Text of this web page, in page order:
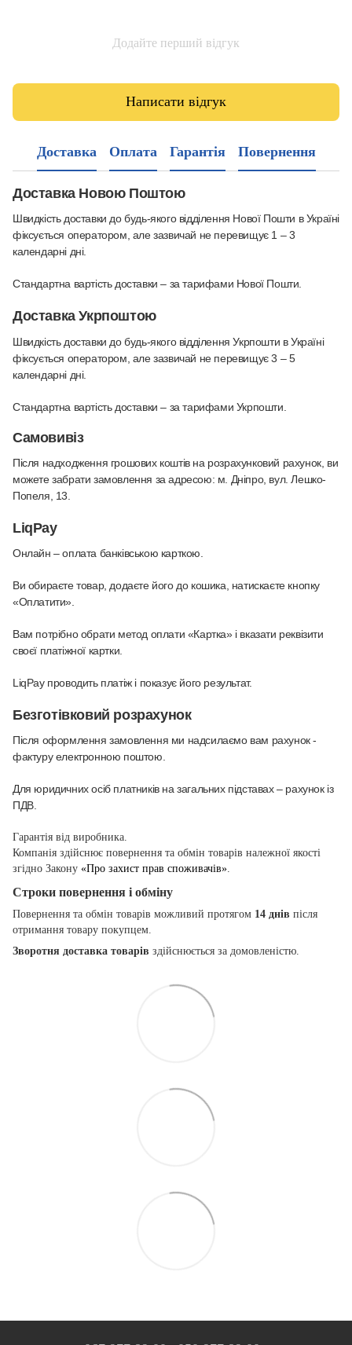
Додайте перший відгук
Написати відгук
Доставка Оплата Гарантія Повернення
Доставка Новою Поштою
Швидкість доставки до будь-якого відділення Нової Пошти в Україні
фіксується оператором, але зазвичай не перевищує 1 – 3
календарні дні.
Стандартна вартість доставки – за тарифами Нової Пошти.
Доставка Укрпоштою
Швидкість доставки до будь-якого відділення Укрпошти в Україні
фіксується оператором, але зазвичай не перевищує 3 – 5
календарні дні.
Стандартна вартість доставки – за тарифами Укрпошти.
Самовивіз
Після надходження грошових коштів на розрахунковий рахунок, ви
можете забрати замовлення за адресою: м. Дніпро, вул. Лешко-
Попеля, 13.
LiqPay
Онлайн – оплата банківською карткою
Ви обираєте товар, додаєте його до кошика, натискаєте кнопку
«Оплатити».
Вам потрібно обрати метод оплати «Картка» і вказати реквізити
своєї платіжної картки.
LiqPay проводить платіж і показує його результат.
Безготівковий розрахунок
Після оформлення замовлення ми надсилаємо вам рахунок -
фактуру електронною поштою.
Для юридичних осіб платників на загальних підставах – рахунок із
ПДВ.
Гарантія від виробника.
Компанія здійснює повернення та обмін товарів належної якості
згідно Закону «Про захист прав споживачів»
Строки повернення і обміну
Повернення та обмін товарів можливий протягом 14 днів після
отримання товару покупцем.
Зворотня доставка товарів здійснюється за домовленістю.